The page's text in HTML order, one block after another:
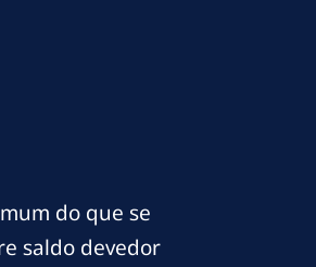
do que se
saldo devedor